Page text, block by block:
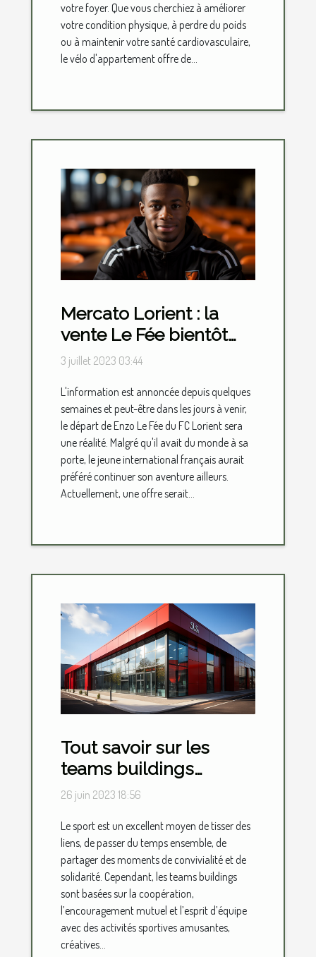
votre foyer. Que vous cherchiez à améliorer
votre condition physique, à perdre du poids
ou à maintenir votre santé cardiovasculaire,
le vélo d'appartement offre de...
Mercato Lorient : la
vente Le Fée bientôt
une réalité ?
3 juillet 2023 03:44
L'information est annoncée depuis quelques
semaines et peut-être dans les jours à venir,
le départ de Enzo Le Fée du FC Lorient sera
une réalité. Malgré qu'il avait du monde à sa
porte, le jeune international français aurait
préféré continuer son aventure ailleurs.
Actuellement, une offre serait...
Tout savoir sur les
teams buildings
sportifs
26 juin 2023 18:56
Le sport est un excellent moyen de tisser des
liens, de passer du temps ensemble, de
partager des moments de convivialité et de
solidarité. Cependant, les teams buildings
sont basées sur la coopération,
l’encouragement mutuel et l’esprit d’équipe
avec des activités sportives amusantes,
créatives...